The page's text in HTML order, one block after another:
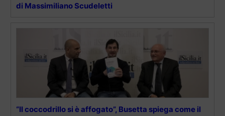
di Massimiliano Scudeletti
“Il coccodrillo si è affogato”, Busetta spiega come il